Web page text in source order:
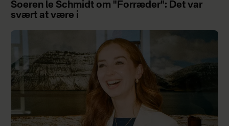
Soeren le Schmidt om "Forræder": Det var
svært at være i